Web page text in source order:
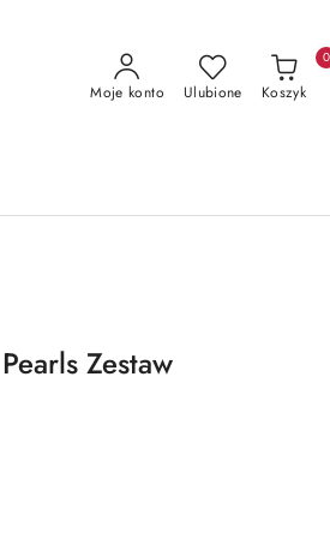
Moje konto Ulubione Koszyk
0
Zestaw